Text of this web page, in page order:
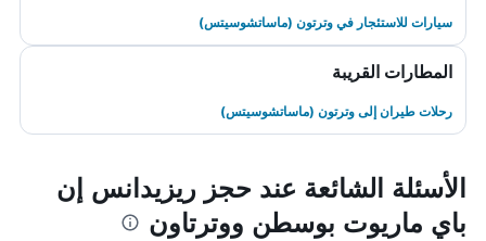
سيارات للاستئجار في وترتون (ماساتشوسيتس)
المطارات القريبة
رحلات طيران إلى وترتون (ماساتشوسيتس)
الأسئلة الشائعة عند حجز ريزيدانس إن
باي ماريوت بوسطن ووترتاون